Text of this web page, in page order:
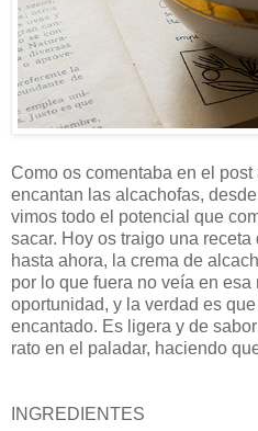
Como os comentaba en el
encantan las alcachofas,
vimos todo el potencial que
sacar. Hoy os traigo una
hasta ahora, la crema de
por lo que fuera no veía en
oportunidad, y la verdad es
encantado. Es ligera y de
rato en el paladar, haciendo
INGREDIENTES